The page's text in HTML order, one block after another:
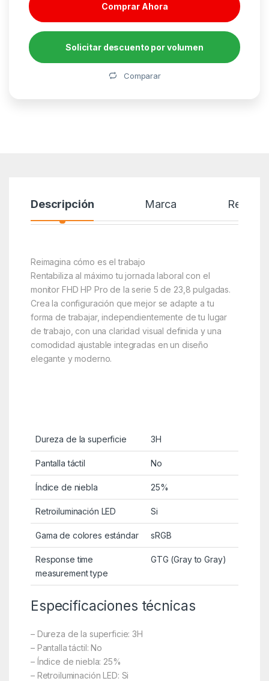
Comprar Ahora
Solicitar descuento por volumen
Comparar
Descripción Marca Reseñas
Reimagina cómo es el trabajo
Rentabiliza al máximo tu jornada laboral con el
monitor FHD HP Pro de la serie 5 de 23,8 pulgadas.
Crea la configuración que mejor se adapte a tu
forma de trabajar, independientemente de tu lugar
de trabajo, con una claridad visual definida y una
comodidad ajustable integradas en un diseño
elegante y moderno.
Dureza de la superficie 3H
Pantalla táctil No
Índice de niebla 25%
Retroiluminación LED Si
Gama de colores estándar sRGB
Response time
measurement type
GTG (Gray to Gray)
Especificaciones técnicas
– Dureza de la superficie: 3H
– Pantalla táctil: No
– Índice de niebla: 25%
– Retroiluminación LED: Si